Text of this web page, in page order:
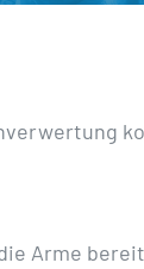
Arme